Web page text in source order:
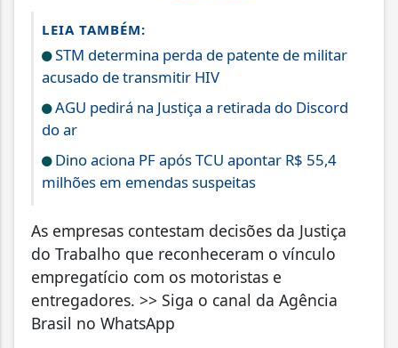
LEIA TAMBÉM:
STM determina perda de patente de militar
acusado de transmitir HIV
AGU pedirá na Justiça a retirada do Discord
do ar
Dino aciona PF após TCU apontar R$ 55,4
milhões em emendas suspeitas
As empresas contestam decisões da Justiça
do Trabalho que reconheceram o vínculo
empregatício com os motoristas e
entregadores. >> Siga o canal da Agência
Brasil no WhatsApp